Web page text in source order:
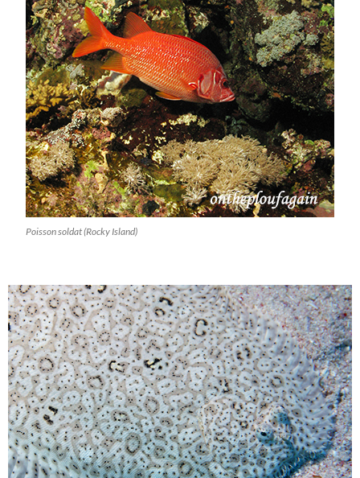
Poisson soldat (Rocky Island)